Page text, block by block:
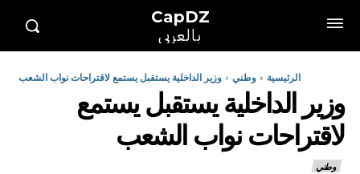
CapDZ
بالعربي
الرئيسية وطني وزير الداخلية يستقبل يستمع لاقتراحات نواب الشعب
وزير الداخلية يستقبل يستمع
لاقتراحات نواب الشعب
وطني